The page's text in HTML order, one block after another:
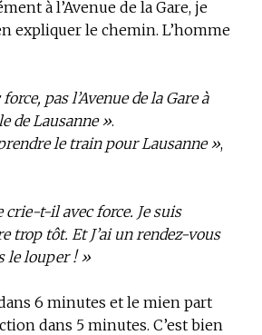
à l’Avenue de la Gare, je
expliquer le chemin. L’homme
pas l’Avenue de la Gare à
de Lausanne ».
le train pour Lausanne »,
crie-t-il avec force. Je suis
trop tôt. Et J’ai un rendez-vous
le louper ! »
6 minutes et le mien part
dans 5 minutes. C’est bien